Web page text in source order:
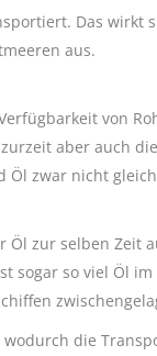
Das wirkt
aus.
von
aber auch
zwar nicht
zur selben Zeit
sogar so viel Öl
die